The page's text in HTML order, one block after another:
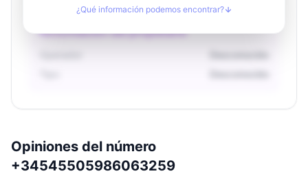
Información del propietario
¿Qué información podemos encontrar?
Opiniones del número
+34545505986063259